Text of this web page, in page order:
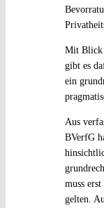
Mit Blick
gibt es
ein
Aus
BVerfG
muss
gelten.